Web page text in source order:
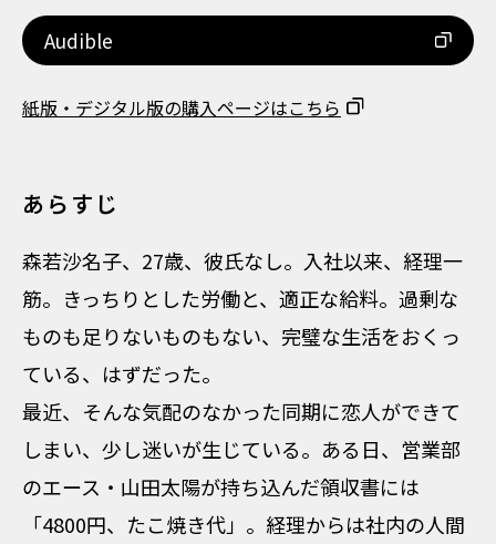
Audible
紙版・デジタル版の購入ページはこちら
あらすじ
森若沙名子、27歳、彼氏なし。入社以来、経理一
筋。きっちりとした労働と、適正な給料。過剰な
ものも足りないものもない、完璧な生活をおくっ
ている、はずだった。
最近、そんな気配のなかった同期に恋人ができて
しまい、少し迷いが生じている。ある日、営業部
のエース・山田太陽が持ち込んだ領収書には
「4800円、たこ焼き代」。経理からは社内の人間